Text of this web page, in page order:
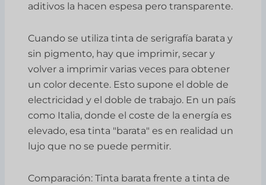
aditivos la hacen espesa pero transparente.
Cuando se utiliza tinta de serigrafía barata y
sin pigmento, hay que imprimir, secar y
volver a imprimir varias veces para obtener
un color decente. Esto supone el doble de
electricidad y el doble de trabajo. En un país
como Italia, donde el coste de la energía es
elevado, esa tinta "barata" es en realidad un
lujo que no se puede permitir.
Comparación: Tinta barata frente a tinta de